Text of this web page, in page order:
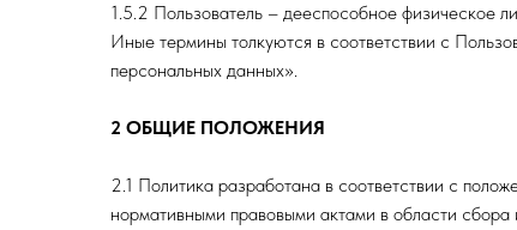
1.5.2 Пользователь – дееспособное физическое
Иные термины толкуются в соответствии с
персональных данных».
2 ОБЩИЕ ПОЛОЖЕНИЯ
2.1 Политика разработана в соответствии с
нормативными правовыми актами в области